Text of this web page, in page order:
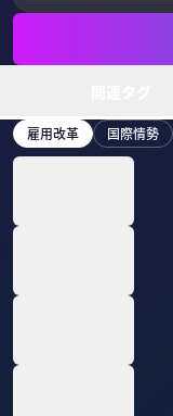
雇用改革 国際情勢